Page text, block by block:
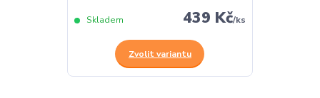
439 Kč/ks
Skladem
Zvolit variantu